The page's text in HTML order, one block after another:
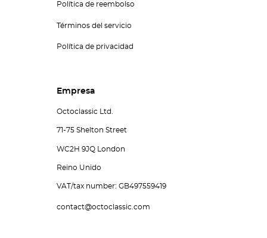
Política de reembolso
Términos del servicio
Política de privacidad
Empresa
Octoclassic Ltd.
71-75 Shelton Street
WC2H 9JQ London
Reino Unido
VAT/tax number: GB497559419
contact@octoclassic.com